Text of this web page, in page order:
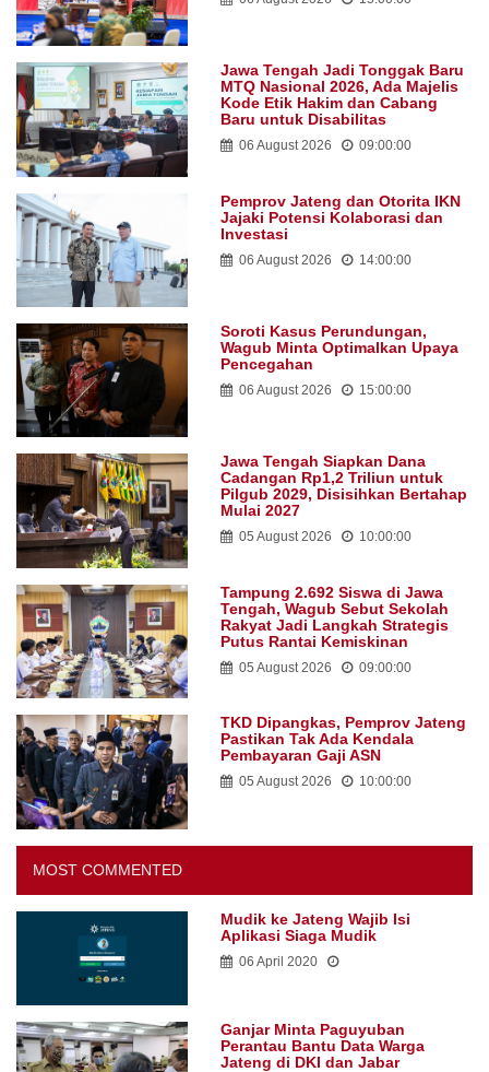
Jawa Tengah Jadi Tonggak Baru
MTQ Nasional 2026, Ada Majelis
Kode Etik Hakim dan Cabang
Baru untuk Disabilitas
06 August 2026 09:00:00
Pemprov Jateng dan Otorita IKN
Jajaki Potensi Kolaborasi dan
Investasi
06 August 2026 14:00:00
Soroti Kasus Perundungan,
Wagub Minta Optimalkan Upaya
Pencegahan
06 August 2026 15:00:00
Jawa Tengah Siapkan Dana
Cadangan Rp1,2 Triliun untuk
Pilgub 2029, Disisihkan Bertahap
Mulai 2027
05 August 2026 10:00:00
Tampung 2.692 Siswa di Jawa
Tengah, Wagub Sebut Sekolah
Rakyat Jadi Langkah Strategis
Putus Rantai Kemiskinan
05 August 2026 09:00:00
TKD Dipangkas, Pemprov Jateng
Pastikan Tak Ada Kendala
Pembayaran Gaji ASN
05 August 2026 10:00:00
MOST COMMENTED
Mudik ke Jateng Wajib Isi
Aplikasi Siaga Mudik
06 April 2020
Ganjar Minta Paguyuban
Perantau Bantu Data Warga
Jateng di DKI dan Jabar